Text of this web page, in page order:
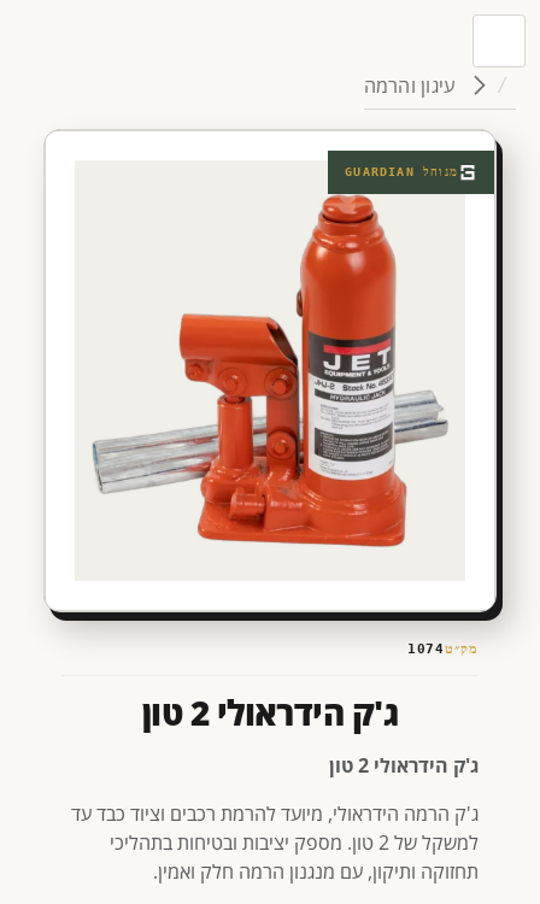
עיגון והרמה
מנוהל GUARDIAN
מק״ט1074
ג'ק הידראולי 2 טון
ג'ק הידראולי 2 טון
ג'ק הרמה הידראולי, מיועד להרמת רכבים וציוד כבד עד
למשקל של 2 טון. מספק יציבות ובטיחות בתהליכי
תחזוקה ותיקון, עם מנגנון הרמה חלק ואמין.